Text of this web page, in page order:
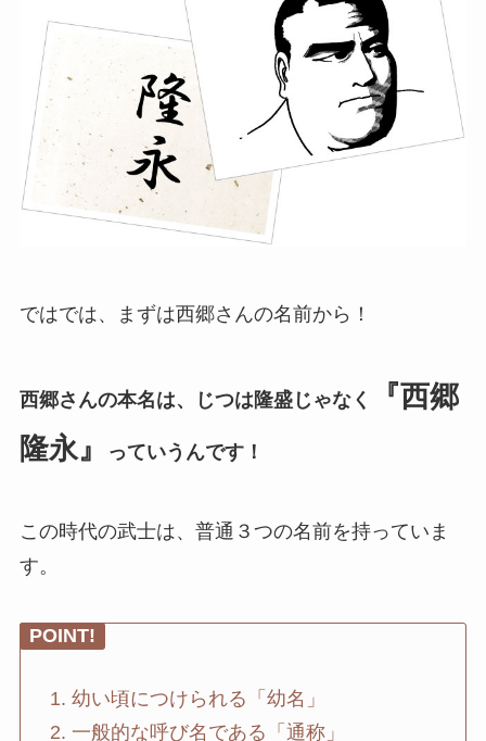
ではでは、まずは西郷さんの名前から！
西郷さんの本名は、じつは隆盛じゃなく
『西郷
隆永』
っていうんです！
この時代の武士は、普通３つの名前を持っていま
す。
POINT!
幼い頃につけられる「幼名」
一般的な呼び名である「通称」